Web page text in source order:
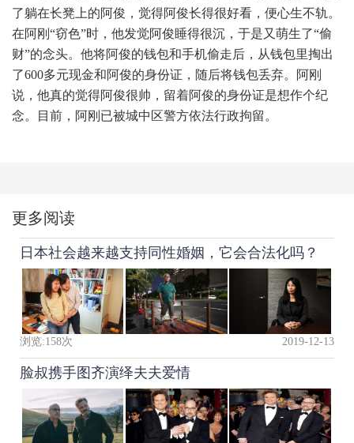
了躺在长凳上的阿俊，觉得阿俊长得很好看，便心生不轨。
在阿刚“窃色”时，他发觉阿俊睡得很沉，于是又萌生了“偷
财”的念头。他将阿俊的钱包和手机偷走后，从钱包里掏出
了600多元现金和阿俊的身份证，随后将钱包丢弃。阿刚
说，他真的觉得阿俊很帅，留着阿俊的身份证是想作个纪
念。目前，阿刚已被城中区警方依法行政拘留。
更多阅读
日本社会越来越支持同性婚姻，它会合法化吗？
浏览:158次 2019-12-13
脸叔携手图齐演绎夫夫爱情